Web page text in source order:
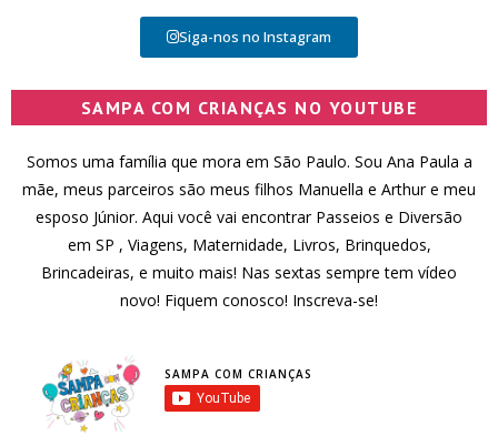
Siga-nos no Instagram
SAMPA COM CRIANÇAS NO YOUTUBE
Somos uma família que mora em São Paulo. Sou Ana Paula a
mãe, meus parceiros são meus filhos Manuella e Arthur e meu
esposo Júnior. Aqui você vai encontrar Passeios e Diversão
em SP , Viagens, Maternidade, Livros, Brinquedos,
Brincadeiras, e muito mais! Nas sextas sempre tem vídeo
novo! Fiquem conosco! Inscreva-se!
SAMPA COM CRIANÇAS